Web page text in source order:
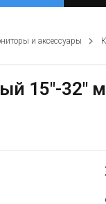
и аксессуары
15"-32"